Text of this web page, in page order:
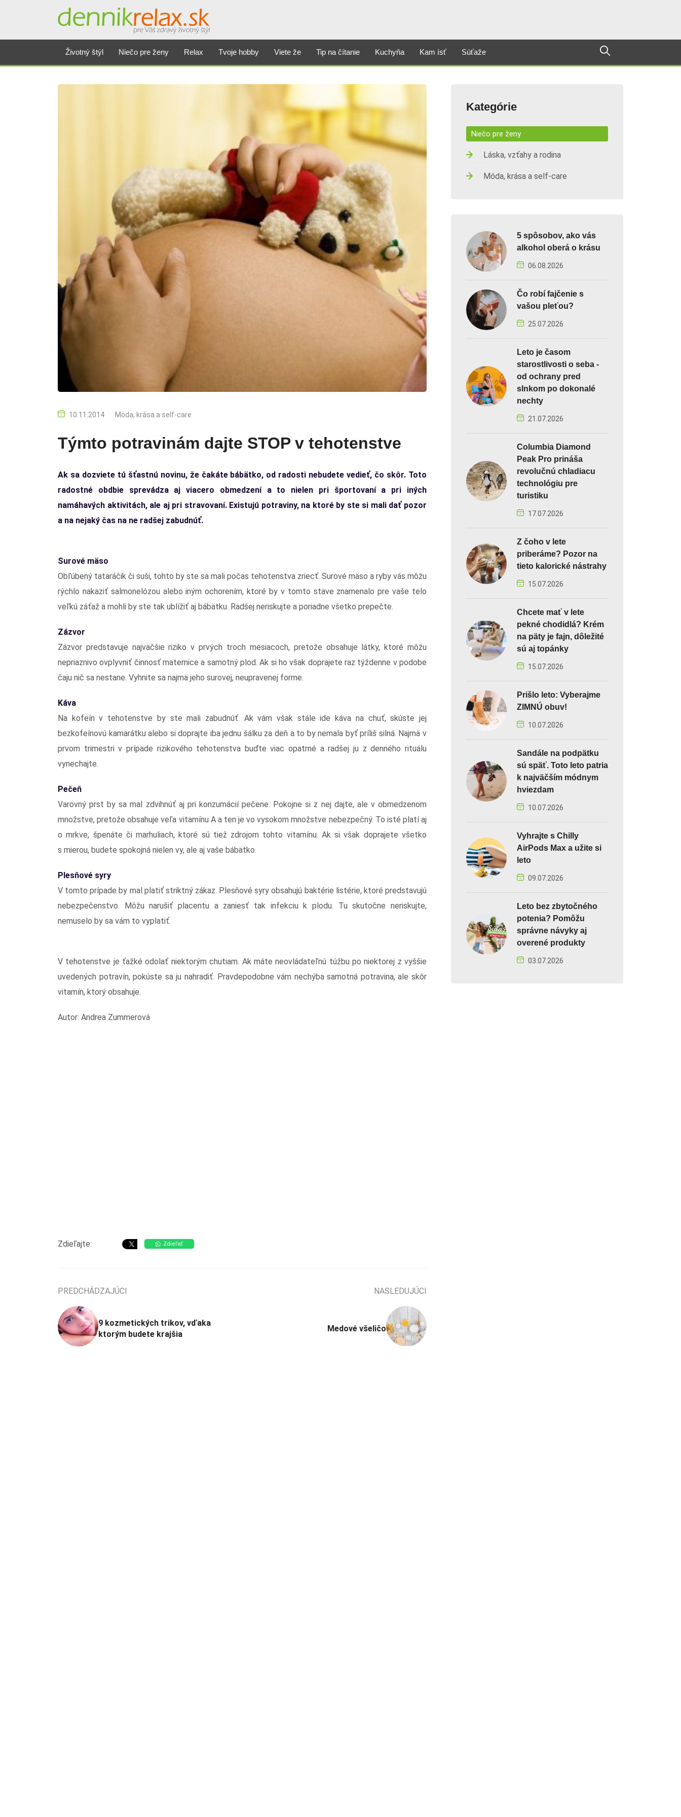
Životný štýl Niečo pre ženy Relax Tvoje hobby Viete že Tip na čítanie Kuchyňa Kam ísť Súťaže
10.11.2014 Móda, krása a self-care
Týmto potravinám dajte STOP v tehotenstve
Ak sa dozviete tú šťastnú novinu, že čakáte bábätko, od radosti nebudete vedieť, čo skôr. Toto
radostné obdbie sprevádza aj viacero obmedzení a to nielen pri športovaní a pri iných
namáhavých aktivitách, ale aj pri stravovaní. Existujú potraviny, na ktoré by ste si mali dať pozor
a na nejaký čas na ne radšej zabudnúť.
Surové mäso
Obľúbený tataráčik či suši, tohto by ste sa mali počas tehotenstva zriecť. Surové mäso a ryby vás môžu
rýchlo nakaziť salmonelózou alebo iným ochorením, ktoré by v tomto stave znamenalo pre vaše telo
veľkú záťaž a mohli by ste tak ublížiť aj bábätku. Radšej neriskujte a poriadne všetko prepečte.
Zázvor
Zázvor predstavuje najväčšie riziko v prvých troch mesiacoch, pretože obsahuje látky, ktoré môžu
nepriaznivo ovplyvniť činnosť maternice a samotný plod. Ak si ho však doprajete raz týždenne v podobe
čaju nič sa nestane. Vyhnite sa najmä jeho surovej, neupravenej forme.
Káva
Na kofeín v tehotenstve by ste mali zabudnúť. Ak vám však stále ide káva na chuť, skúste jej
bezkofeínovú kamarátku alebo si doprajte iba jednu šálku za deň a to by nemala byť príliš silná. Najmä v
prvom trimestri v prípade rizikového tehotenstva buďte viac opatrné a radšej ju z denného rituálu
vynechajte.
Pečeň
Varovný prst by sa mal zdvihnúť aj pri konzumácií pečene. Pokojne si z nej dajte, ale v obmedzenom
množstve, pretože obsahuje veľa vitamínu A a ten je vo vysokom množstve nebezpečný. To isté platí aj
o mrkve, špenáte či marhuliach, ktoré sú tiež zdrojom tohto vitamínu. Ak si však doprajete všetko
s mierou, budete spokojná nielen vy, ale aj vaše bábätko.
Plesňové syry
V tomto prípade by mal platiť striktný zákaz. Plesňové syry obsahujú baktérie listérie, ktoré predstavujú
nebezpečenstvo. Môžu narušiť placentu a zaniesť tak infekciu k plodu. Tu skutočne neriskujte,
nemuselo by sa vám to vyplatiť.
V tehotenstve je ťažké odolať niektorým chutiam. Ak máte neovládateľnú túžbu po niektorej z vyššie
uvedených potravín, pokúste sa ju nahradiť. Pravdepodobne vám nechýba samotná potravina, ale skôr
vitamín, ktorý obsahuje.
Autor: Andrea Zummerová
Zdieľajte: Zdieľať
PREDCHÁDZAJÚCI
9 kozmetických trikov, vďaka
ktorým budete krajšia
NASLEDUJÚCI
Medové všeličo
Kategórie
Niečo pre ženy
Láska, vzťahy a rodina
Móda, krása a self-care
5 spôsobov, ako vás
alkohol oberá o krásu
06.08.2026
Čo robí fajčenie s
vašou pleťou?
25.07.2026
Leto je časom
starostlivosti o seba -
od ochrany pred
slnkom po dokonalé
nechty
21.07.2026
Columbia Diamond
Peak Pro prináša
revolučnú chladiacu
technológiu pre
turistiku
17.07.2026
Z čoho v lete
priberáme? Pozor na
tieto kalorické nástrahy
15.07.2026
Chcete mať v lete
pekné chodidlá? Krém
na päty je fajn, dôležité
sú aj topánky
15.07.2026
Prišlo leto: Vyberajme
ZIMNÚ obuv!
10.07.2026
Sandále na podpätku
sú späť. Toto leto patria
k najväčším módnym
hviezdam
10.07.2026
Vyhrajte s Chilly
AirPods Max a užite si
leto
09.07.2026
Leto bez zbytočného
potenia? Pomôžu
správne návyky aj
overené produkty
03.07.2026